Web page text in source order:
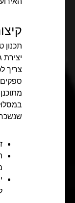
תכנון
יצירת
צריך
ספקים